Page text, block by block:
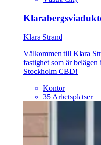
Klara Strand
Välkommen till Klara
fastighet som är
Stockholm CBD!
Kontor
35 Arbetsplatser